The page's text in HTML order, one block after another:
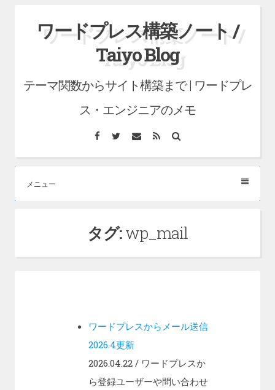
ッ
ワードプレス構築ノート /
Taiyo Blog
テーマ関数からサイト構築まで | ワードプレ
ス・エンジニアのメモ
Facebook
Twitterメ
RSS
メニュー
タグ:wp_mail
ワードプレスからメール送信
2026.4更新
2026.04.22 / ワードプレスか
ら登録ユーザーや問い合わせ